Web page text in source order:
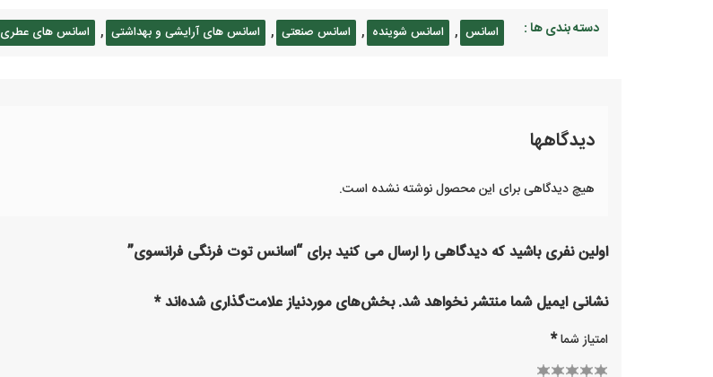
دسته بندی ها : اسانس , اسانس شوینده , اسانس صنعتی , اسانس های آرایشی و بهداشتی , اسانس های عطری
دیدگاهها
هیچ دیدگاهی برای این محصول نوشته نشده است.
اولین نفری باشید که دیدگاهی را ارسال می کنید برای “اسانس توت فرنگی فرانسوی”
نشانی ایمیل شما منتشر نخواهد شد.بخش‌های موردنیاز علامت‌گذاری شده‌اند*
امتیاز شما*